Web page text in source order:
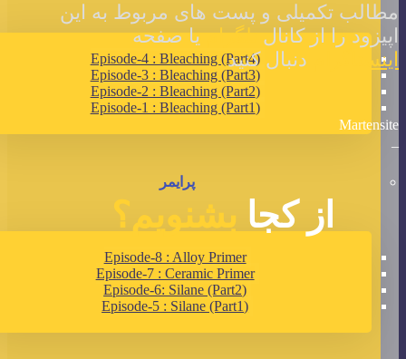
(Episode-4 : Bleaching (Part4
(Episode-3 : Bleaching (Part3
(Episode-2 : Bleaching (Part2
(Episode-1 : Bleaching (Part1
پرایمر
Episode-8 : Alloy Primer
Episode-7 : Ceramic Primer
(Episode-6: Silane (Part2
(Episode-5 : Silane (Part1
مطالب تکمیلی و پست های مربوط به این
اپیزود را از کانالتلگرامیا صفحه
اینستاگرام
دنبال کنید
Martensite
از کجا بشنویم؟